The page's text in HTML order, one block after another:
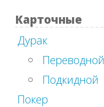
Карточные
Дурак
Переводной
Подкидной
Покер